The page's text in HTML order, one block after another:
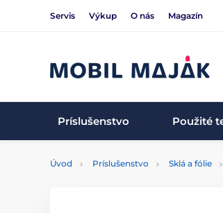
Servis Výkup O nás Magazín
Príslušenstvo Použité
Úvod Príslušenstvo Sklá a fólie